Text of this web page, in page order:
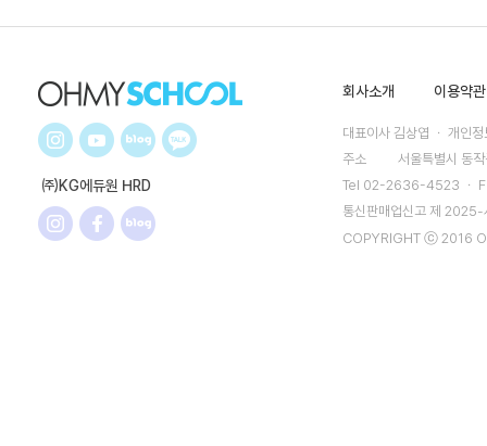
㈜KG에듀원 HRD
회사소개 이용약관
대표이사 김상엽 ㆍ 개인
주소
서울특별시 동
Tel 02-2636-4523 ㆍ
통신판매업신고 제
COPYRIGHT ⓒ 2016